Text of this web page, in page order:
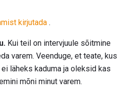
kirjutada .
Kui teil on intervjuule sõitmine
varem. Veenduge, et teate, kus
läheks kaduma ja oleksid kas
mõni minut varem.